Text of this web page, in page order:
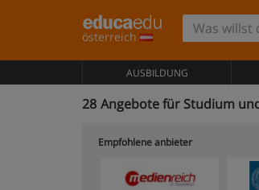
österreich
AUSBILDUNG
28 Angebote für Studium
Empfohlene anbieter